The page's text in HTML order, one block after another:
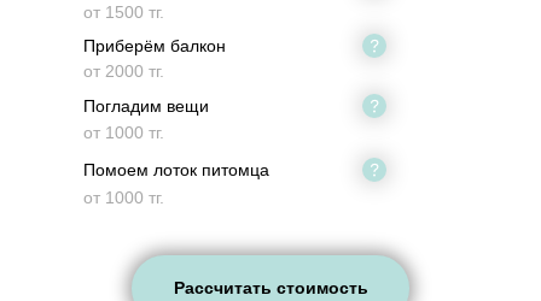
Приберём балкон
Погладим вещи
от 2000 тг.
от 1000 тг.
Помоем лоток питомца
от 1500 тг.
от 1000 тг.
Рассчитать стоимость